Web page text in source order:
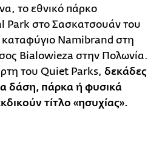
το εθνικό πάρκο
Park στο Σασκατσουάν του
Namibrand στη
Bialowieza στην Πολωνία.
του Quiet Parks, δεκάδες
δάση, πάρκα ή φυσικά
τίτλο «ησυχίας».